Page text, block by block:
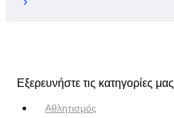
Εξερευνήστε τις κατηγορίες μας
Αθλητισμός